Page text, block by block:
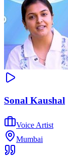
Sonal Kaushal
Voice Artist
Mumbai